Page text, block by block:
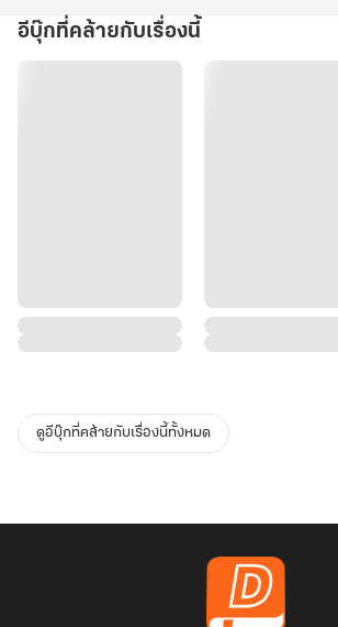
อีบุ๊กที่คล้ายกับเรื่องนี้
ดูอีบุ๊กที่คล้ายกับเรื่องนี้ทั้งหมด